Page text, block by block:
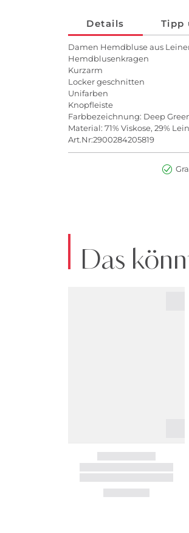
Details Tipp
Damen Hemdbluse aus
Hemdblusenkragen
Kurzarm
Locker geschnitten
Unifarben
Knopfleiste
Farbbezeichnung: Deep
Material: 71% Viskose, 29%
Art.Nr:2900284205819
Das